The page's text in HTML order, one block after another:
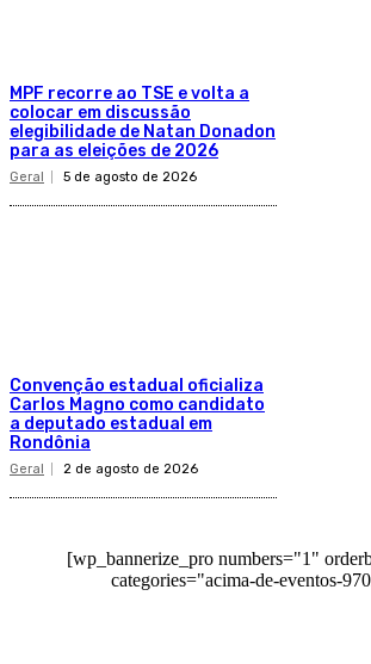
MPF recorre ao TSE e volta a
colocar em discussão
elegibilidade de Natan Donadon
para as eleições de 2026
Geral 5 de agosto de 2026
Convenção estadual oficializa
Carlos Magno como candidato
a deputado estadual em
Rondônia
Geral 2 de agosto de 2026
[wp_bannerize_pro numbers="1"
categories="acima-de-eventos-